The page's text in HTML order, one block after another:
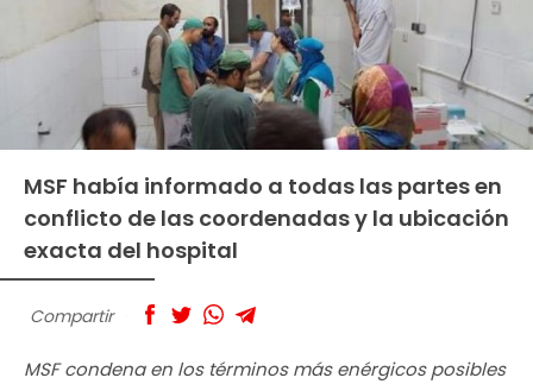
MSF había informado a todas las partes en
conflicto de las coordenadas y la ubicación
exacta del hospital
Compartir
MSF condena en los términos más enérgicos posibles